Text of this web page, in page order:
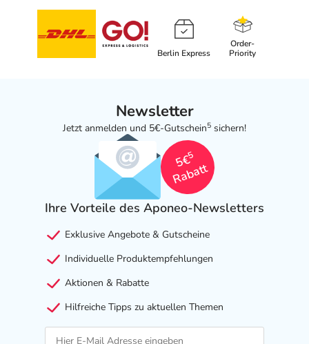
Berlin Express
Order-
Priority
Newsletter
Jetzt anmelden und 5€-Gutschein5 sichern!
5€
5
Rabatt
Ihre Vorteile des Aponeo-Newsletters
Exklusive Angebote & Gutscheine
Individuelle Produktempfehlungen
Aktionen & Rabatte
Hilfreiche Tipps zu aktuellen Themen